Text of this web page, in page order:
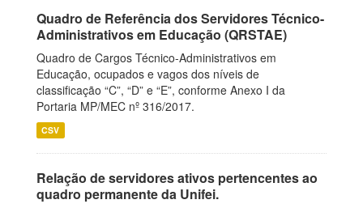
Quadro de Referência dos Servidores Técnico-
Administrativos em Educação (QRSTAE)
Quadro de Cargos Técnico-Administrativos em
Educação, ocupados e vagos dos níveis de
classificação “C”, “D” e “E”, conforme Anexo I da
Portaria MP/MEC nº 316/2017.
CSV
Relação de servidores ativos pertencentes ao
quadro permanente da Unifei.